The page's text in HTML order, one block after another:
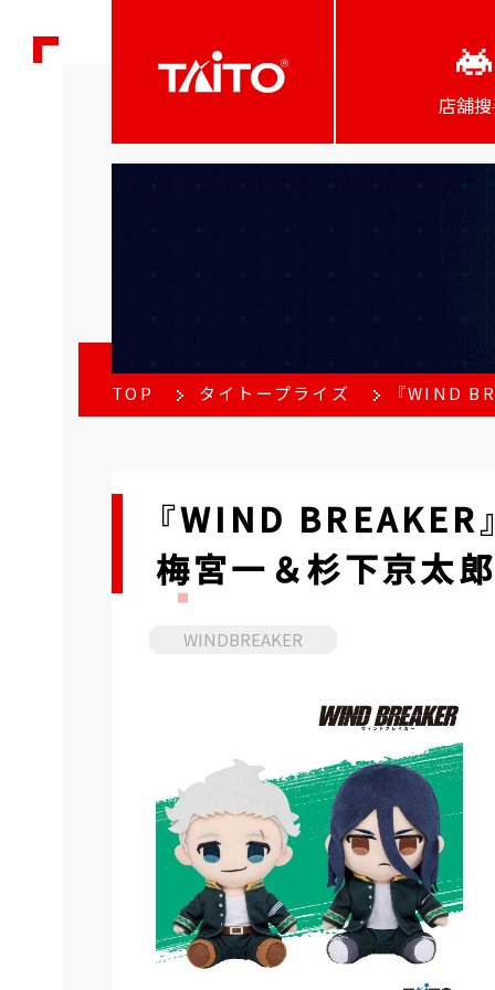
店舖
TOP タイトープライズ 『WIND
『WIND
梅宮一＆杉下京太
WINDBREAKER